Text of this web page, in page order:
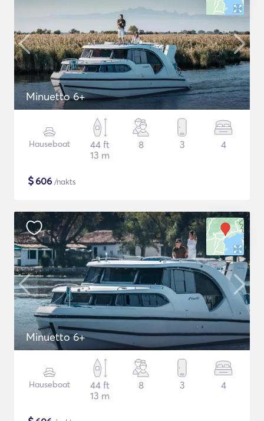
Minuetto 6+
Hauseboat
44 ft
13 m
8 3 4
$606 /nakts
Minuetto 6+
Hauseboat
44 ft
13 m
8 3 4